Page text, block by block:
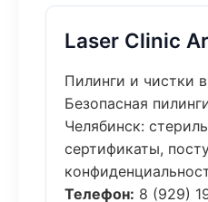
Laser Clinic
Пилинги и чистки
Безопасная
Челябинск:
сертификаты,
Телефон: 8 (929)